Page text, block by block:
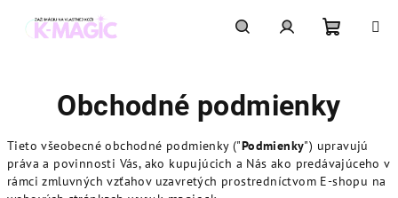
košík
Obchodné podmienky
Tieto všeobecné obchodné podmienky ("Podmienky") upravujú
práva a povinnosti Vás, ako kupujúcich a Nás ako predávajúceho v
rámci zmluvných vzťahov uzavretých prostredníctvom E-shopu na